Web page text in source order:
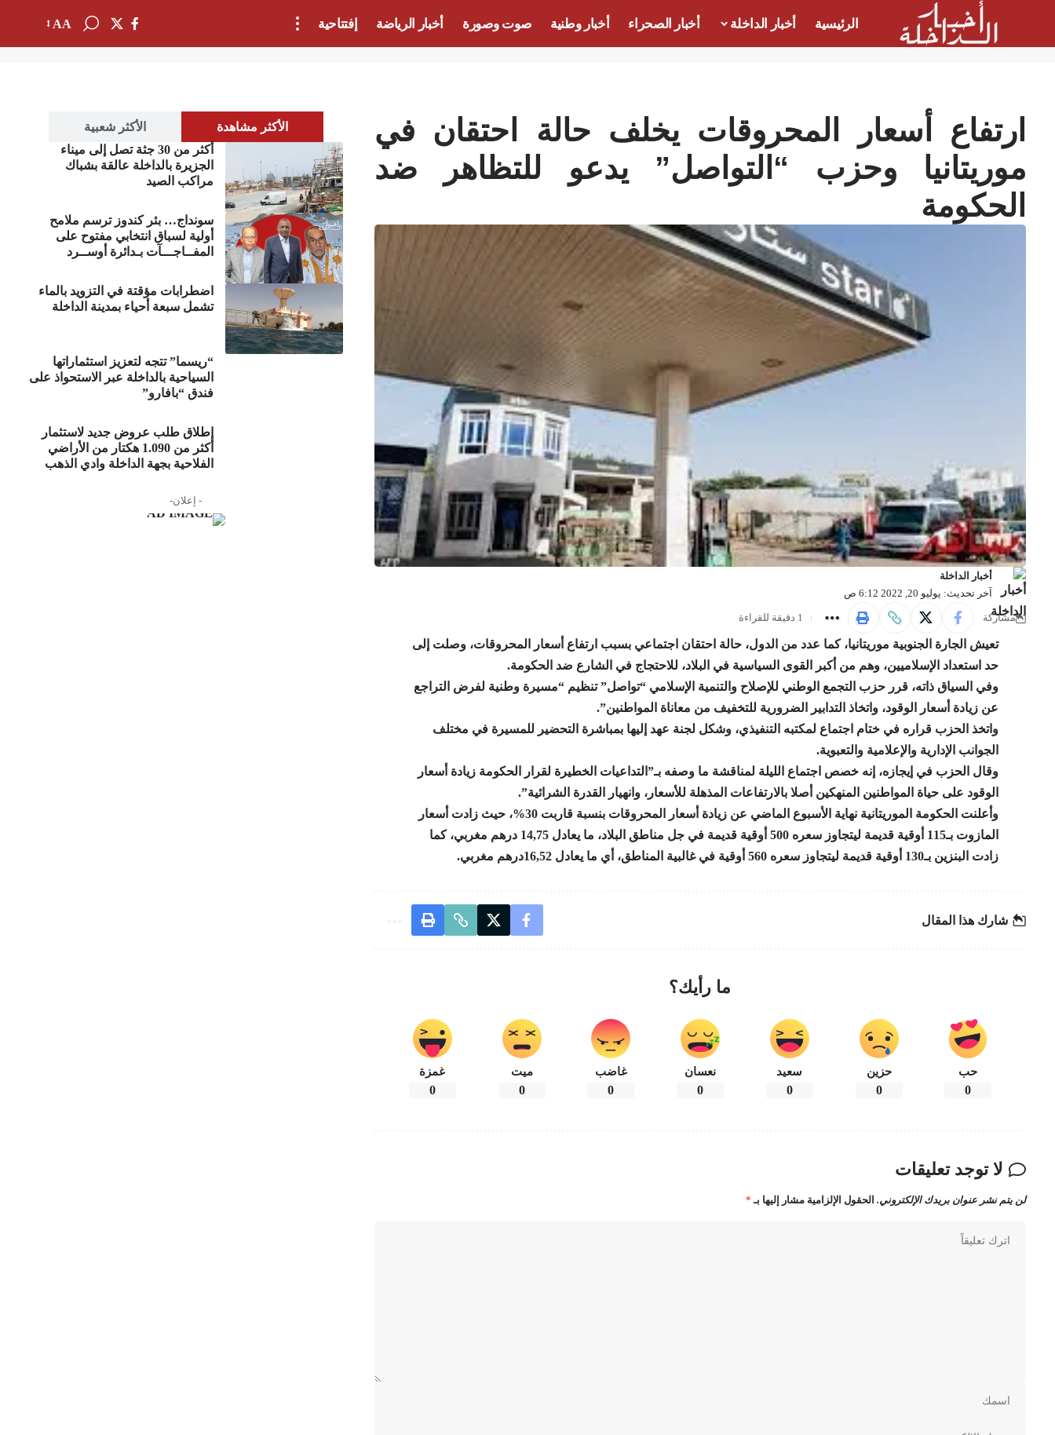
الرئيسية أخبار الداخلة أخبار الصحراء أخبار وطنية صوت وصورة أخبار الرياضة إفتتاحية AA
الأكثر مشاهدة
الأكثر شعبية
أكثر من 30 جثة تصل إلى ميناء
الجزيرة بالداخلة عالقة بشباك
مراكب الصيد
سونداج… بئر كندوز ترسم ملامح
أولية لسباق انتخابي مفتوح على
المفــاجـــآت بـدائرة أوســرد
اضطرابات مؤقتة في التزويد بالماء
تشمل سبعة أحياء بمدينة الداخلة
“ريسما” تتجه لتعزيز استثماراتها
السياحية بالداخلة عبر الاستحواذ على
فندق “بافارو”
إطلاق طلب عروض جديد لاستثمار
أكثر من 1.090 هكتار من الأراضي
الفلاحية بجهة الداخلة وادي الذهب
- إعلان-
ارتفاع أسعار المحروقات يخلف حالة احتقان في
موريتانيا وحزب “التواصل” يدعو للتظاهر ضد
الحكومة
آخر تحديث: يوليو 20, 2022 6:12 ص
أخبار الداخلة
مشاركة 1 دقيقة للقراءة
تعيش الجارة الجنوبية موريتانيا، كما عدد من الدول، حالة احتقان اجتماعي بسبب ارتفاع أسعار المحروقات، وصلت إلى
حد استعداد الإسلاميين، وهم من أكبر القوى السياسية في البلاد، للاحتجاج في الشارع ضد الحكومة.
وفي السياق ذاته، قرر حزب التجمع الوطني للإصلاح والتنمية الإسلامي “تواصل” تنظيم “مسيرة وطنية لفرض التراجع
عن زيادة أسعار الوقود، واتخاذ التدابير الضرورية للتخفيف من معاناة المواطنين”.
واتخذ الحزب قراره في ختام اجتماع لمكتبه التنفيذي، وشكل لجنة عهد إليها بمباشرة التحضير للمسيرة في مختلف
الجوانب الإدارية والإعلامية والتعبوية.
وقال الحزب في إيجازه، إنه خصص اجتماع الليلة لمناقشة ما وصفه بـ”التداعيات الخطيرة لقرار الحكومة زيادة أسعار
الوقود على حياة المواطنين المنهكين أصلا بالارتفاعات المذهلة للأسعار، وانهيار القدرة الشرائية”.
وأعلنت الحكومة الموريتانية نهاية الأسبوع الماضي عن زيادة أسعار المحروقات بنسبة قاربت 30%، حيث زادت أسعار
المازوت بـ115 أوقية قديمة ليتجاوز سعره 500 أوقية قديمة في جل مناطق البلاد، ما يعادل 14,75 درهم مغربي، كما
زادت البنزين بـ130 أوقية قديمة ليتجاوز سعره 560 أوقية في غالبية المناطق، أي ما يعادل 16,52درهم مغربي.
شارك هذا المقال
ما رأيك؟
حب
0
حزين
0
سعيد
0
نعسان
0
غاضب
0
ميت
0
غمزة
0
لا توجد تعليقات
لن يتم نشر عنوان بريدك الإلكتروني. الحقول الإلزامية مشار إليها بـ *